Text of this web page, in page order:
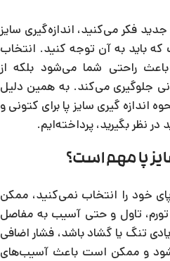
فکر می‌کنید، اندازه‌گیری سایز
که باید به آن توجه کنید. انتخاب
راحتی شما می‌شود بلکه از
جلوگیری می‌کند. به همین دلیل
اندازه گیری سایز پا برای کتونی و
نظر بگیرید، پرداخته‌ایم.
پا مهم است؟
خود را انتخاب نمی‌کنید، ممکن
تاول و حتی آسیب به مفاصل
تنگ یا گشاد باشد، فشار اضافی
و ممکن است باعث آسیب‌های